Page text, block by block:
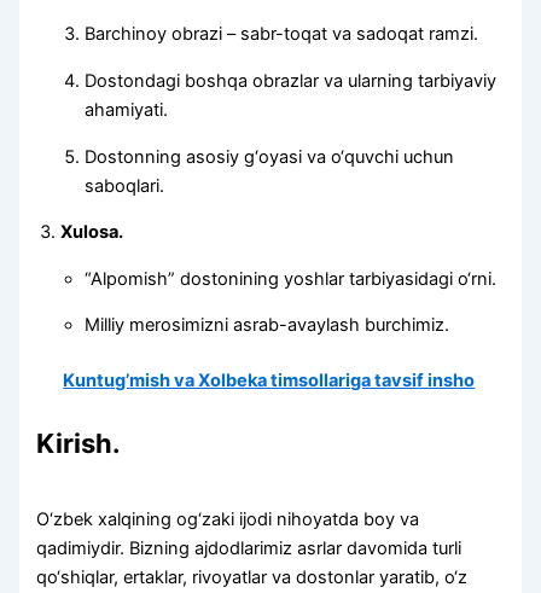
Barchinoy obrazi – sabr-toqat va sadoqat ramzi.
Dostondagi boshqa obrazlar va ularning tarbiyaviy
ahamiyati.
Dostonning asosiy g‘oyasi va o‘quvchi uchun
saboqlari.
Xulosa.
“Alpomish” dostonining yoshlar tarbiyasidagi o‘rni.
Milliy merosimizni asrab-avaylash burchimiz.
Kuntug’mish va Xolbeka timsollariga tavsif insho
Kirish.
O‘zbek xalqining og‘zaki ijodi nihoyatda boy va
qadimiydir. Bizning ajdodlarimiz asrlar davomida turli
qo‘shiqlar, ertaklar, rivoyatlar va dostonlar yaratib, o‘z